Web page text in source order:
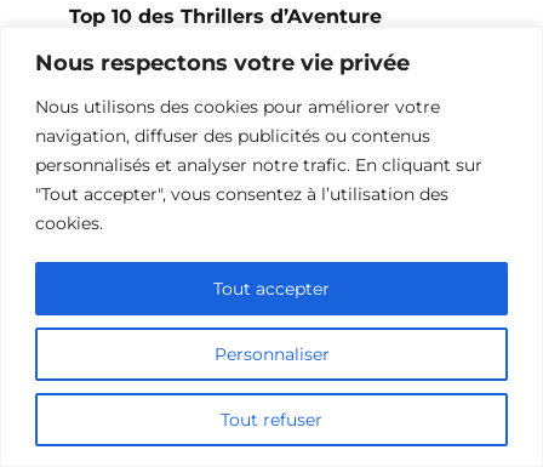
Nous respectons votre vie privée
Nous utilisons des cookies pour améliorer votre
navigation, diffuser des publicités ou contenus
personnalisés et analyser notre trafic. En cliquant sur
"Tout accepter", vous consentez à l’utilisation des
cookies.
Personnaliser
Tout refuser
Tout accepter
Top 10 des Thrillers d’Aventure
Films de suspense sur les spéléologues